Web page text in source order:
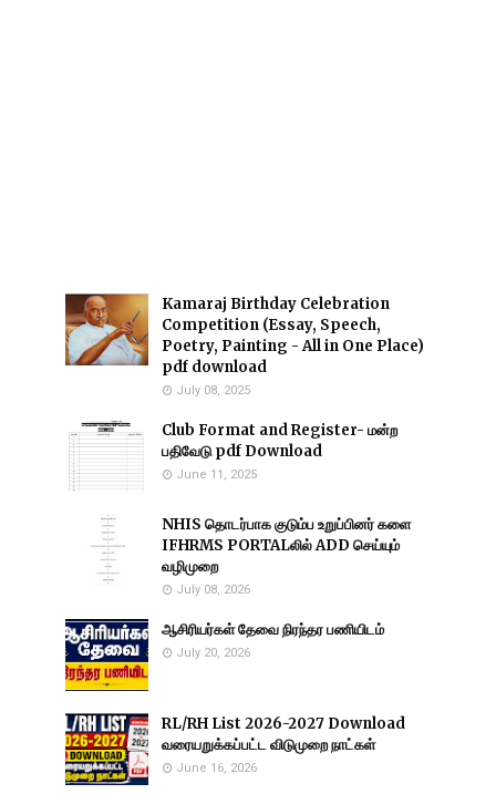
Kamaraj Birthday Celebration
Competition (Essay, Speech,
Poetry, Painting - All in One Place)
pdf download
July 08, 2025
Club Format and Register- மன்ற
பதிவேடு pdf Download
June 11, 2025
NHIS தொடர்பாக குடும்ப உறுப்பினர் களை
IFHRMS PORTALலில் ADD செய்யும்
வழிமுறை
July 08, 2026
ஆசிரியர்கள் தேவை நிரந்தர பணியிடம்
July 20, 2026
RL/RH List 2026-2027 Download
வரையறுக்கப்பட்ட விடுமுறை நாட்கள்
June 16, 2026